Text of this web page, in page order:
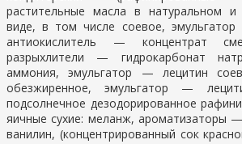
растительные масла в натуральном и
виде, в том числе соевое,
антиокислитель — концентрат
разрыхлители — гидрокарбонат
аммония, эмульгатор — лецитин
обезжиренное, эмульгатор —
подсолнечное дезодорированное
яичные сухие: меланж, ароматизаторы
ванилин, (концентрированный сок